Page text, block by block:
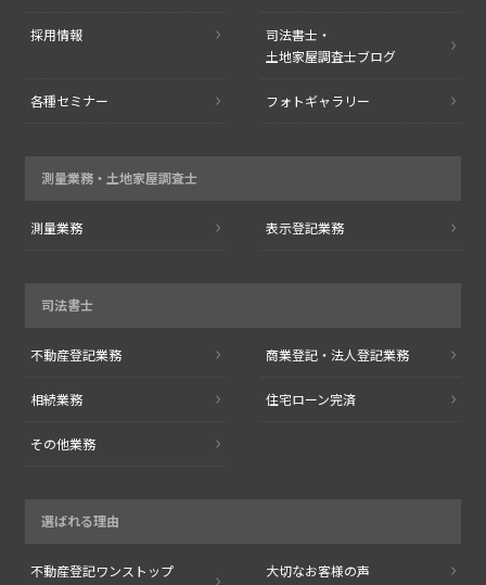
採用情報
司法書士・
土地家屋調査士ブログ
各種セミナー フォトギャラリー
測量業務・ 土地家屋調査士
測量業務 表示登記業務
司法書士
不動産登記業務 商業登記・法人登記業務
相続業務 住宅ローン完済
その他業務
選ばれる理由
不動産登記ワンストップ
大切なお客様の声